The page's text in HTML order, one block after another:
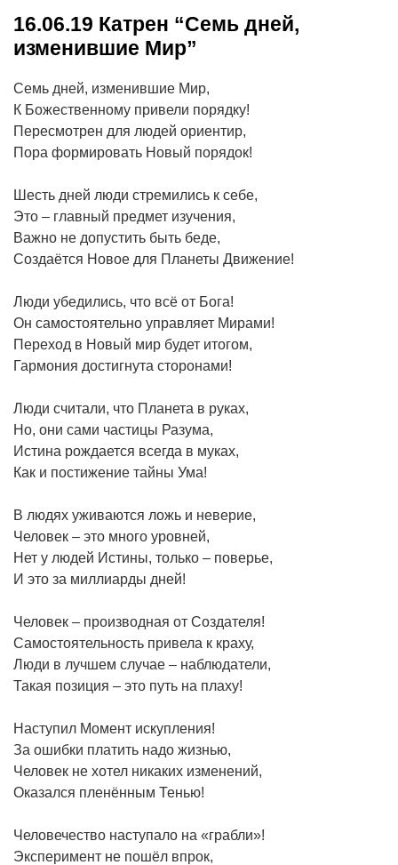
16.06.19 Катрен “Семь дней,
изменившие Мир”
Семь дней, изменившие Мир,
К Божественному привели порядку!
Пересмотрен для людей ориентир,
Пора формировать Новый порядок!
Шесть дней люди стремились к себе,
Это – главный предмет изучения,
Важно не допустить быть беде,
Создаётся Новое для Планеты Движение!
Люди убедились, что всё от Бога!
Он самостоятельно управляет Мирами!
Переход в Новый мир будет итогом,
Гармония достигнута сторонами!
Люди считали, что Планета в руках,
Но, они сами частицы Разума,
Истина рождается всегда в муках,
Как и постижение тайны Ума!
В людях уживаются ложь и неверие,
Человек – это много уровней,
Нет у людей Истины, только – поверье,
И это за миллиарды дней!
Человек – производная от Создателя!
Самостоятельность привела к краху,
Люди в лучшем случае – наблюдатели,
Такая позиция – это путь на плаху!
Наступил Момент искупления!
За ошибки платить надо жизнью,
Человек не хотел никаких изменений,
Оказался пленённым Тенью!
Человечество наступало на «грабли»!
Эксперимент не пошёл впрок,